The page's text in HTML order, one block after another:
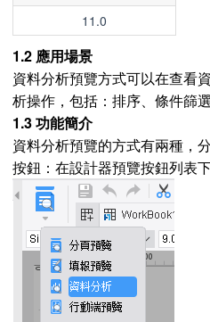
11.0
1.2 應用場景
資料分析預覽方式可以在查看
析操作，包括：排序、條件篩
1.3 功能簡介
資料分析預覽的方式有兩種，
按鈕：在設計器預覽按鈕列表